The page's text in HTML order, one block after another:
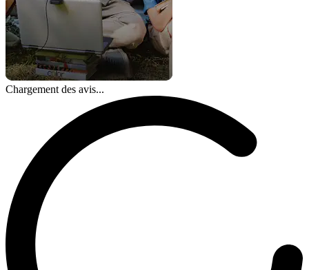
Chargement des avis...